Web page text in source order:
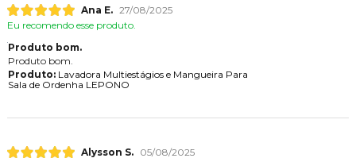
Ana E. 27/08/2025
Eu recomendo esse produto.
Produto bom.
Produto bom.
Produto:Lavadora Multiestágios e Mangueira Para
Sala de Ordenha LEPONO
Alysson S.
05/08/2025